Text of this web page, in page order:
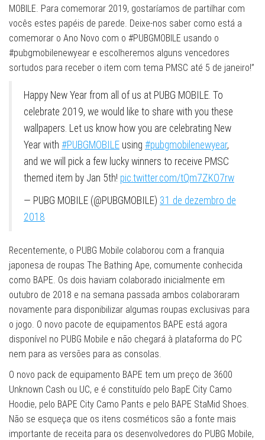
MOBILE. Para comemorar 2019, gostaríamos de partilhar com
vocês estes papéis de parede. Deixe-nos saber como está a
comemorar o Ano Novo com o #PUBGMOBILE usando o
#pubgmobilenewyear e escolheremos alguns vencedores
sortudos para receber o item com tema PMSC até 5 de janeiro!”
Happy New Year from all of us at PUBG MOBILE. To
celebrate 2019, we would like to share with you these
wallpapers. Let us know how you are celebrating New
Year with #PUBGMOBILE using #pubgmobilenewyear,
and we will pick a few lucky winners to receive PMSC
themed item by Jan 5th! pic.twitter.com/tQm7ZKO7rw
— PUBG MOBILE (@PUBGMOBILE) 31 de dezembro de
2018
Recentemente, o PUBG Mobile colaborou com a franquia
japonesa de roupas The Bathing Ape, comumente conhecida
como BAPE. Os dois haviam colaborado inicialmente em
outubro de 2018 e na semana passada ambos colaboraram
novamente para disponibilizar algumas roupas exclusivas para
o jogo. O novo pacote de equipamentos BAPE está agora
disponível no PUBG Mobile e não chegará à plataforma do PC
nem para as versões para as consolas.
O novo pack de equipamento BAPE tem um preço de 3600
Unknown Cash ou UC, e é constituído pelo BapE City Camo
Hoodie, pelo BAPE City Camo Pants e pelo BAPE StaMid Shoes.
Não se esqueça que os itens cosméticos são a fonte mais
importante de receita para os desenvolvedores do PUBG Mobile,